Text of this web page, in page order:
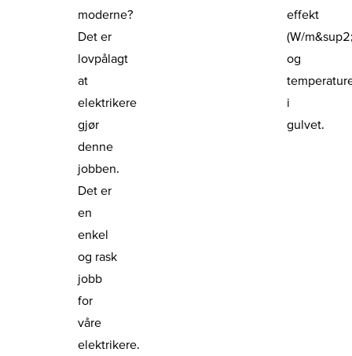
moderne?
Det er
lovpålagt
at
elektrikere
gjør
denne
jobben.
Det er
en
enkel
og rask
jobb
for
våre
elektrikere.
effekt
(W/
og
i
gulvet.